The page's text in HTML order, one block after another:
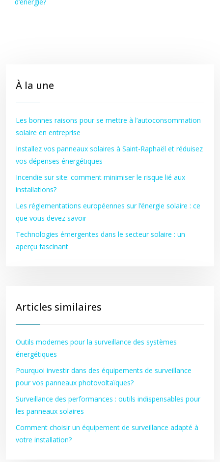
À la une
Les bonnes raisons pour se mettre à l’autoconsommation
solaire en entreprise
Installez vos panneaux solaires à Saint-Raphaël et réduisez
vos dépenses énergétiques
Incendie sur site: comment minimiser le risque lié aux
installations?
Les réglementations européennes sur l’énergie solaire : ce
que vous devez savoir
Technologies émergentes dans le secteur solaire : un
aperçu fascinant
Articles similaires
Outils modernes pour la surveillance des systèmes
énergétiques
Pourquoi investir dans des équipements de surveillance
pour vos panneaux photovoltaïques?
Surveillance des performances : outils indispensables pour
les panneaux solaires
Comment choisir un équipement de surveillance adapté à
votre installation?